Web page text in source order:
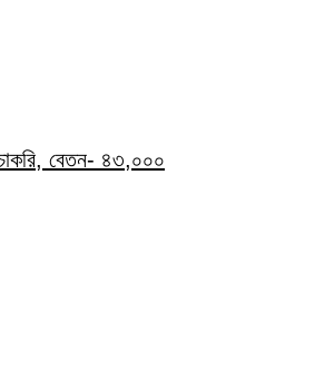
বেতন- ৪৩,০০০